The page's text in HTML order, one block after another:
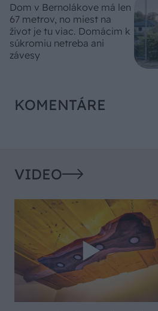
Dom v Bernolákove má len
67 metrov, no miest na
život je tu viac. Domácim k
súkromiu netreba ani
závesy
KOMENTÁRE
VIDEO